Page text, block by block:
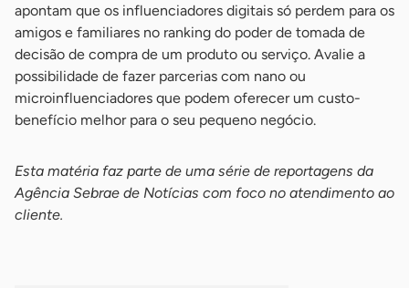
apontam que os influenciadores digitais só perdem para os
amigos e familiares no ranking do poder de tomada de
decisão de compra de um produto ou serviço. Avalie a
possibilidade de fazer parcerias com nano ou
microinfluenciadores que podem oferecer um custo-
benefício melhor para o seu pequeno negócio.
Esta matéria faz parte de uma série de reportagens da
Agência Sebrae de Notícias com foco no atendimento ao
cliente.